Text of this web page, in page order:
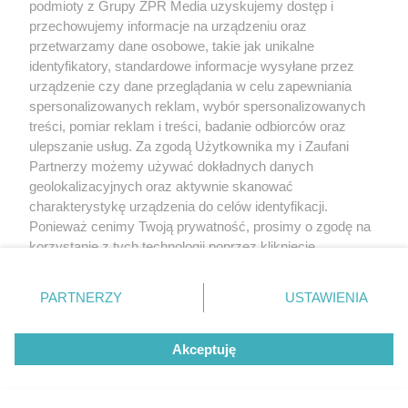
na chorobę jelita
REDAKTOR NACZELNA
POLECA
podmioty z Grupy ZPR Media uzyskujemy dostęp i
przechowujemy informacje na urządzeniu oraz
przetwarzamy dane osobowe, takie jak unikalne
identyfikatory, standardowe informacje wysyłane przez
urządzenie czy dane przeglądania w celu zapewniania
spersonalizowanych reklam, wybór spersonalizowanych
treści, pomiar reklam i treści, badanie odbiorców oraz
ulepszanie usług. Za zgodą Użytkownika my i Zaufani
Partnerzy możemy używać dokładnych danych
geolokalizacyjnych oraz aktywnie skanować
charakterystykę urządzenia do celów identyfikacji.
Ponieważ cenimy Twoją prywatność, prosimy o zgodę na
korzystanie z tych technologii poprzez kliknięcie
zmienić/wycofać klikając przycisk ustawień prywatności
znajdujący się w lewym dolnym rogu strony
rodzaje przetwarzania danych nie wymagają zgody
użytkownika, ale masz prawo sprzeciwić się takiemu
przetwarzaniu. Preferencje będą miały zastosowanie tylko
PARTNERZY USTAWIENIA
Akceptuję